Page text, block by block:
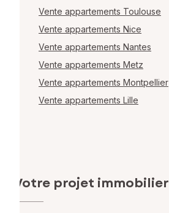
Vente appartements Toulouse
Vente appartements Nice
Vente appartements Nantes
Vente appartements Metz
Vente appartements Montpellier
Vente appartements Lille
Votre projet immobilier